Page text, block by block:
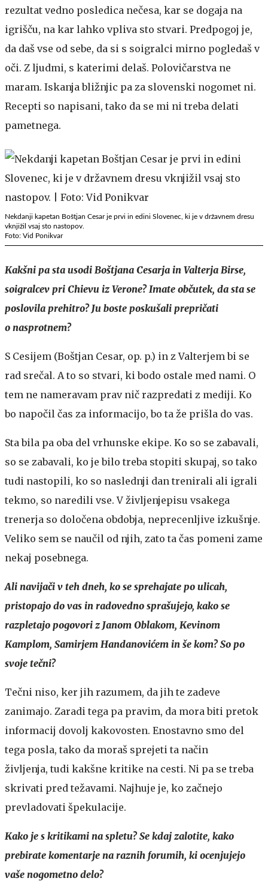
rezultat vedno posledica nečesa, kar se dogaja na
igrišču, na kar lahko vpliva sto stvari. Predpogoj je,
da daš vse od sebe, da si s soigralci mirno pogledaš v
oči. Z ljudmi, s katerimi delaš. Polovičarstva ne
maram. Iskanja bližnjic pa za slovenski nogomet ni.
Recepti so napisani, tako da se mi ni treba delati
pametnega.
Nekdanji kapetan Boštjan Cesar je prvi in edini Slovenec, ki je v državnem dresu
vknjižil vsaj sto nastopov.
Foto: Vid Ponikvar
Kakšni pa sta usodi Boštjana Cesarja in Valterja Birse,
soigralcev pri Chievu iz Verone? Imate občutek, da sta se
poslovila prehitro? Ju boste poskušali prepričati
o nasprotnem?
S Cesijem (Boštjan Cesar, op. p.) in z Valterjem bi se
rad srečal. A to so stvari, ki bodo ostale med nami. O
tem ne nameravam prav nič razpredati z mediji. Ko
bo napočil čas za informacijo, bo ta že prišla do vas.
Sta bila pa oba del vrhunske ekipe. Ko so se zabavali,
so se zabavali, ko je bilo treba stopiti skupaj, so tako
tudi nastopili, ko so naslednji dan trenirali ali igrali
tekmo, so naredili vse. V življenjepisu vsakega
trenerja so določena obdobja, neprecenljive izkušnje.
Veliko sem se naučil od njih, zato ta čas pomeni zame
nekaj posebnega.
Ali navijači v teh dneh, ko se sprehajate po ulicah,
pristopajo do vas in radovedno sprašujejo, kako se
razpletajo pogovori z Janom Oblakom, Kevinom
Kamplom, Samirjem Handanovićem in še kom? So po
svoje tečni?
Tečni niso, ker jih razumem, da jih te zadeve
zanimajo. Zaradi tega pa pravim, da mora biti pretok
informacij dovolj kakovosten. Enostavno smo del
tega posla, tako da moraš sprejeti ta način
življenja, tudi kakšne kritike na cesti. Ni pa se treba
skrivati pred težavami. Najhuje je, ko začnejo
prevladovati špekulacije.
Kako je s kritikami na spletu? Se kdaj zalotite, kako
prebirate komentarje na raznih forumih, ki ocenjujejo
vaše nogometno delo?